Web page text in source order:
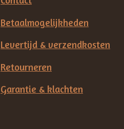
Betaalmogelijkheden
Levertijd & verzendkosten
Retourneren
Garantie & klachten